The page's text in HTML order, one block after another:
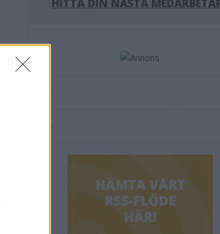
HITTA DIN NÄSTA
Annons:
Annons:
Annons: